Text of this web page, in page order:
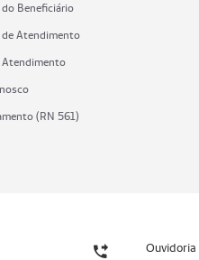
Beneficiário
Atendimento
Atendimento
(RN 561)
Ouvidoria